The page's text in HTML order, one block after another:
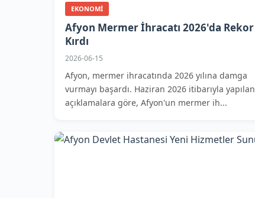
EKONOMI
Afyon Mermer İhracatı 2026'da Rekor
Kırdı
2026-06-15
Afyon, mermer ihracatında 2026 yılına damga
vurmayı başardı. Haziran 2026 itibarıyla yapılan
açıklamalara göre, Afyon'un mermer ih...